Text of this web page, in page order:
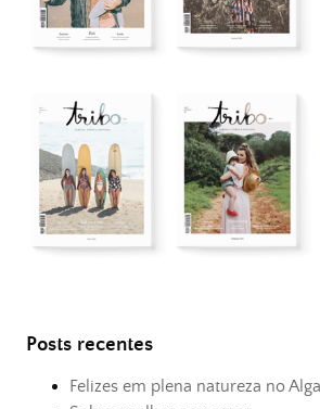
Posts recentes
Felizes em plena natureza no